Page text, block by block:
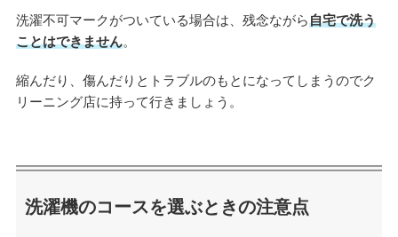
洗濯不可マークがついている場合は、残念ながら自宅で洗う
ことはできません。
縮んだり、傷んだりとトラブルのもとになってしまうのでク
リーニング店に持って行きましょう。
洗濯機のコースを選ぶときの注意点